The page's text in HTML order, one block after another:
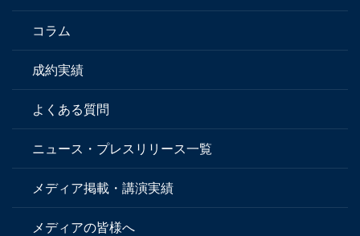
コラム
成約実績
よくある質問
ニュース・プレスリリース一覧
メディア掲載・講演実績
メディアの皆様へ